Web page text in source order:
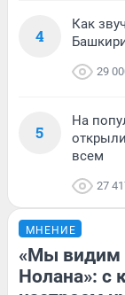
4
Как
29
5
На
всем
27
МНЕНИЕ
«Мы видим
Нолана»: с